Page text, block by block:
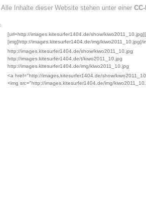
Alle Inhalte dieser Website stehen unter einer
[url=http://images.kitesurfer1404.de/show/
[img]http://images.kitesurfer1404.de/img/kiwo2011_10.jpg[/
http://images.kitesurfer1404.de/show/kiwo2011_10.jpg
http://images.kitesurfer1404.de/t/kiwo2011_10.jpg
http://images.kitesurfer1404.de/img/kiwo2011_10.jpg
<a href="http://images.kitesurfer1404.de/show/
<img src="http://images.kitesurfer1404.de/img/